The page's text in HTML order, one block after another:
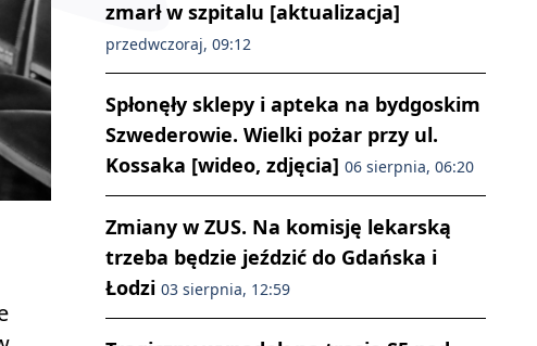
zmarł w szpitalu [aktualizacja]
przedwczoraj, 09:12
Spłonęły sklepy i apteka na bydgoskim
Szwederowie. Wielki pożar przy ul.
Kossaka [wideo, zdjęcia] 06 sierpnia, 06:20
Zmiany w ZUS. Na komisję lekarską
trzeba będzie jeździć do Gdańska i
Łodzi 03 sierpnia, 12:59